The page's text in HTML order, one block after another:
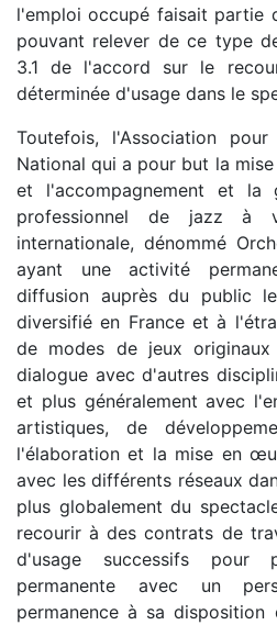
l'emploi occupé faisait partie
pouvant relever de ce type
3.1 de l'accord sur le
déterminée d'usage dans le
Toutefois, l'Association
National qui a pour but la
et l'accompagnement et la
professionnel de jazz à
internationale, dénommé
ayant une activité
diffusion auprès du public
diversifié en France et à
de modes de jeux
dialogue avec d'autres
et plus généralement avec
artistiques, de
l'élaboration et la mise en
avec les différents réseaux
plus globalement du
recourir à des contrats de
d'usage successifs pour
permanente avec un
permanence à sa